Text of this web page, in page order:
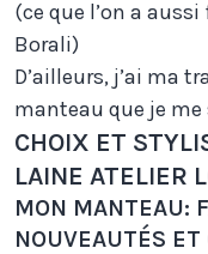
(ce que l’on a
Borali)
D’ailleurs, j’ai ma
manteau que je
CHOIX ET
LAINE ATELIER
MON MANTEAU:
NOUVEAUTÉS ET